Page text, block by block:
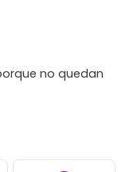
no quedan